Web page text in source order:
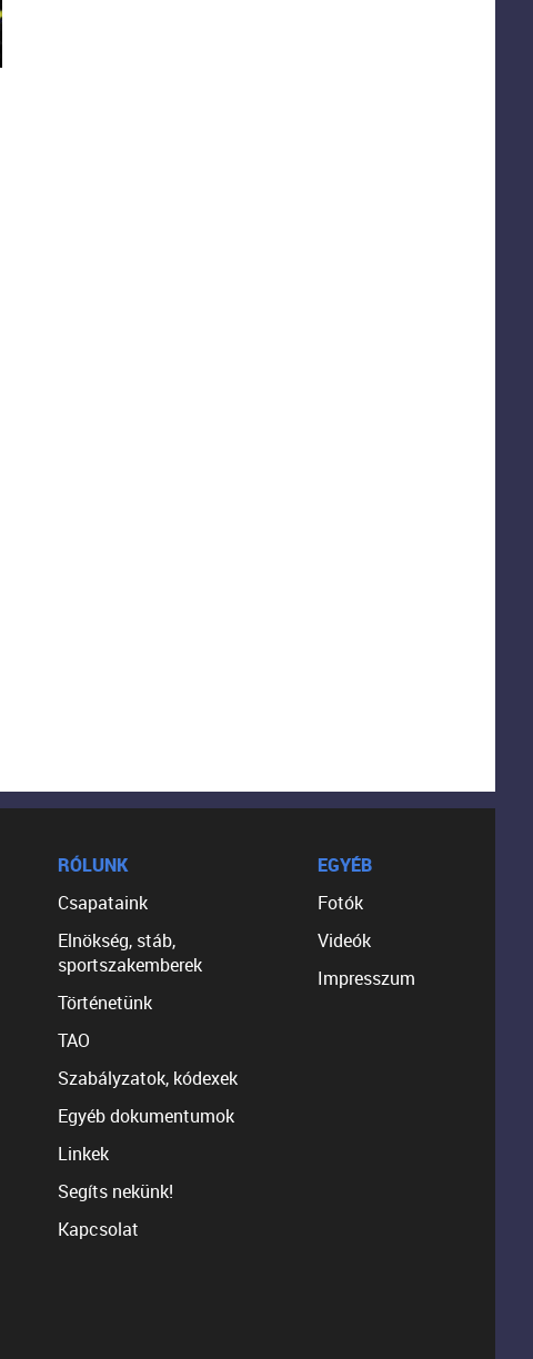
RÓLUNK
Csapataink
Elnökség, stáb,
sportszakemberek
Történetünk
TAO
Szabályzatok, kódexek
Egyéb dokumentumok
Linkek
Segíts nekünk!
Kapcsolat
EGYÉB
Fotók
Videók
Impresszum